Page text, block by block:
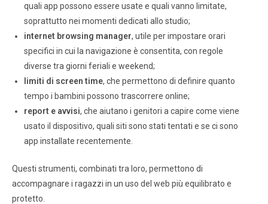
quali app possono essere usate e quali vanno limitate,
soprattutto nei momenti dedicati allo studio;
internet browsing manager, utile per impostare orari
specifici in cui la navigazione è consentita, con regole
diverse tra giorni feriali e weekend;
limiti di screen time, che permettono di definire quanto
tempo i bambini possono trascorrere online;
report e avvisi, che aiutano i genitori a capire come viene
usato il dispositivo, quali siti sono stati tentati e se ci sono
app installate recentemente.
Questi strumenti, combinati tra loro, permettono di
accompagnare i ragazzi in un uso del web più equilibrato e
protetto.